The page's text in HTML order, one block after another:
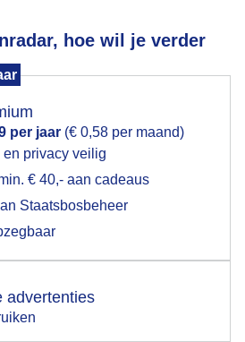
hoe wil je verder
per jaar (€ 0,58 per maand)
privacy veilig
€ 40,- aan cadeaus
Staatsbosbeheer
advertenties
gebruiken voor het
akkoord op hebt gegeven,
pop-up uit je browser waarin
toon de popup